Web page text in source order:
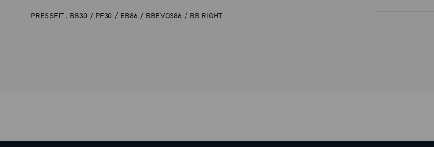
PRESSFIT : BB30 / PF30 / BB86 / BBEVO386 / BB RIGHT